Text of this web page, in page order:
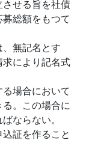
せる旨を社債
総額をもつて
無記名とす
により記名式
場合において
。この場合に
ならない。
証を作ること